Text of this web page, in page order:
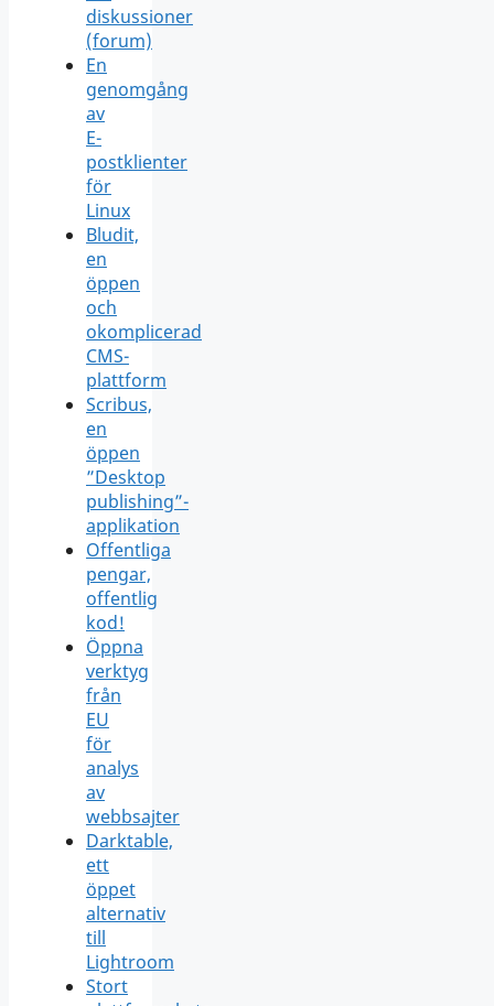
diskussioner
(forum)
En
genomgång
av
E-
postklienter
för
Linux
Bludit,
en
öppen
och
okomplicerad
CMS-
plattform
Scribus,
en
öppen
”Desktop
publishing”-
applikation
Offentliga
pengar,
offentlig
kod!
Öppna
verktyg
från
EU
för
analys
av
webbsajter
Darktable,
ett
öppet
alternativ
till
Lightroom
Stort